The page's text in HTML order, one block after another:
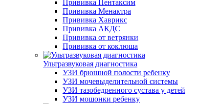
Прививка Пентаксим
Прививка Менактра
Прививка Хаврикс
Прививка АКДС
Прививка от ветрянки
Прививка от коклюша
Ультразвуковая диагностика
УЗИ брюшной полости ребенку
УЗИ мочевыделительной системы
УЗИ тазобедренного сустава у детей
УЗИ мошонки ребенку